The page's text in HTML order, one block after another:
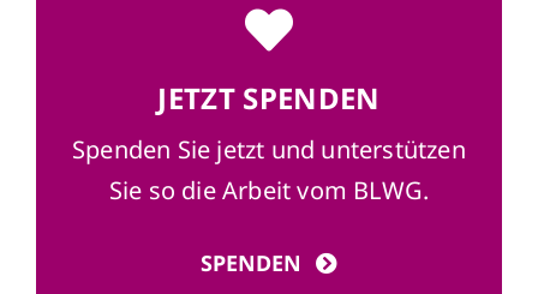
JETZT SPENDEN
Spenden Sie jetzt und unterstützen
Sie so die Arbeit vom BLWG.
SPENDEN